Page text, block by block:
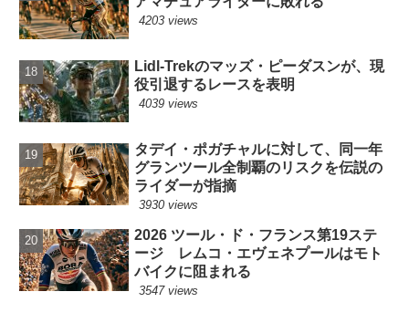
4203 views
Lidl-Trekのマッズ・ピーダスンが、現
役引退するレースを表明
4039 views
タデイ・ポガチャルに対して、同一年
グランツール全制覇のリスクを伝説の
ライダーが指摘
3930 views
2026 ツール・ド・フランス第19ステ
ージ レムコ・エヴェネプールはモト
バイクに阻まれる
3547 views